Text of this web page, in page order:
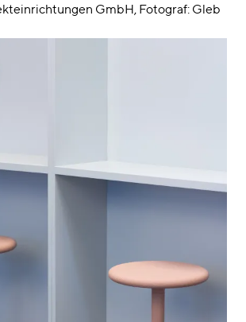
GmbH, Fotograf: Gleb